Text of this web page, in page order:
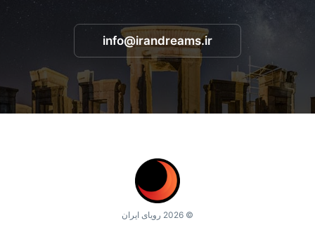
info@irandreams.ir
© 2026 رویای ایران